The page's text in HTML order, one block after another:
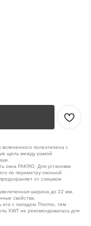
полиэтилена с
щель между рамой
окна FAKRO. Для установки
по периметру оконной
от слишком
ширина до 22 мм.
свойства.
его с окладом Thermo, тем
XWT не рекомендовалась для